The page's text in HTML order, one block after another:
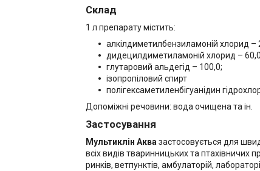
Склад
1 л препарату містить:
алкілдиметилбензиламоній хлорид –
дидецилдиметиламоній хлорид –
глутаровий альдегід – 100,0;
ізопропіловий спирт
полігексаметиленбігуанідин
Допоміжні речовини: вода очищена та ін.
Застосування
Мультиклін Аква застосовується для
всіх видів тваринницьких та птахівничих
ринків, ветпунктів, амбулаторій,